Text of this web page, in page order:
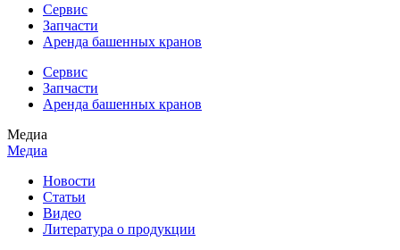
Сервис
Запчасти
Аренда башенных кранов
Сервис
Запчасти
Аренда башенных кранов
Медиа
Медиа
Новости
Статьи
Видео
Литература о продукции